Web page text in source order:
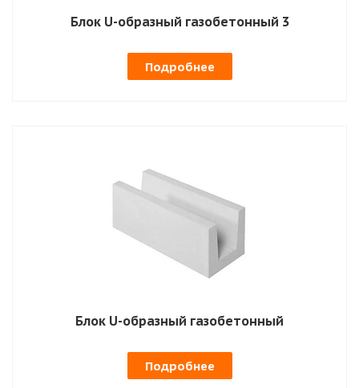
Блок U-образный газобетонный 3
Подробнее
Блок U-образный газобетонный
Подробнее